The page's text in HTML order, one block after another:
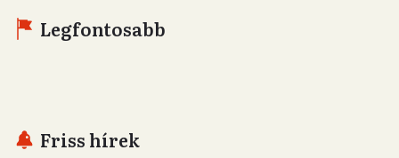
Legfontosabb
Friss hírek